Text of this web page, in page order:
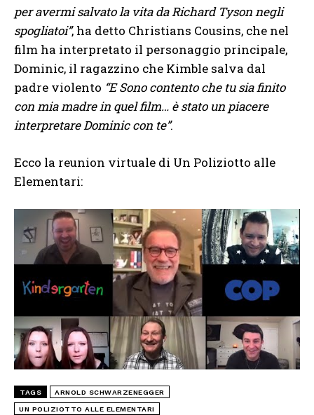
per avermi salvato la vita da Richard Tyson negli
spogliatoi”, ha detto Christians Cousins, che nel
film ha interpretato il personaggio principale,
Dominic, il ragazzino che Kimble salva dal
padre violento “E Sono contento che tu sia finito
con mia madre in quel film… è stato un piacere
interpretare Dominic con te”.
Ecco la reunion virtuale di Un Poliziotto alle
Elementari:
TAGS ARNOLD SCHWARZENEGGER
UN POLIZIOTTO ALLE ELEMENTARI